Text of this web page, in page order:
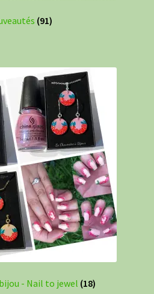
(91)
- Nail to jewel (18)